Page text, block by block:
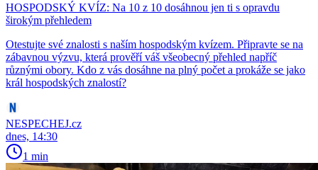
HOSPODSKÝ KVÍZ: Na 10 z 10 dosáhnou jen ti s opravdu
širokým přehledem
Otestujte své znalosti s naším hospodským kvízem. Připravte se na
zábavnou výzvu, která prověří váš všeobecný přehled napříč
různými obory. Kdo z vás dosáhne na plný počet a prokáže se jako
král hospodských znalostí?
NESPECHEJ.cz
dnes, 14:30
1 min